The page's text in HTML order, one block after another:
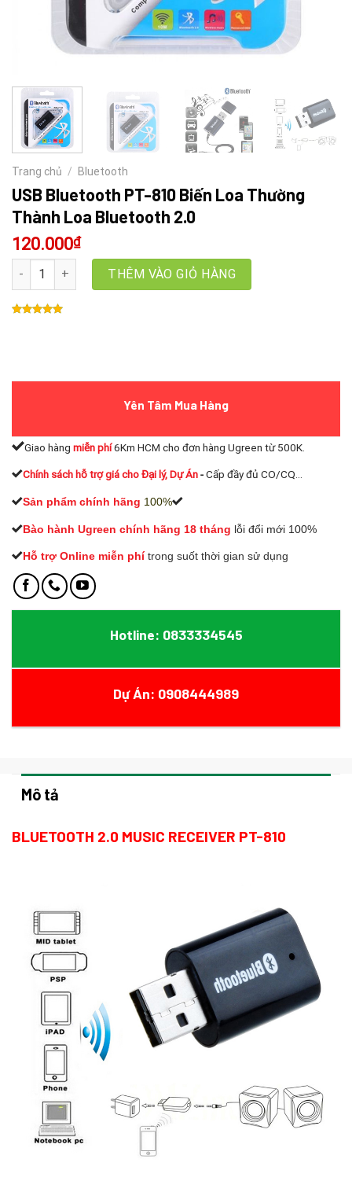
Trang chủ / Bluetooth
USB Bluetooth PT-810 Biến Loa Thường
Thành Loa Bluetooth 2.0
120.000₫
USB Bluetooth PT-810 Biến Loa Thường Thành Loa Bluetooth 2.0
THÊM VÀO GIỎ HÀNG
Yên Tâm Mua Hàng
Giao hàng miễn phí6Km HCM cho đơn hàng Ugreen từ 500K.
Chính sách hỗ trợ giá cho Đại lý, Dự Án-Cấp đầy đủ CO/CQ...
Sản phẩm chính hãng 100%
Bào hành Ugreen chính hãng 18 tháng lỗi đổi mới 100%
Hỗ trợ Online miễn phí trong suốt thời gian sử dụng
Hotline: 0833334545
Dự Án: 0908444989
Mô tả
BLUETOOTH 2.0 MUSIC RECEIVER PT-810